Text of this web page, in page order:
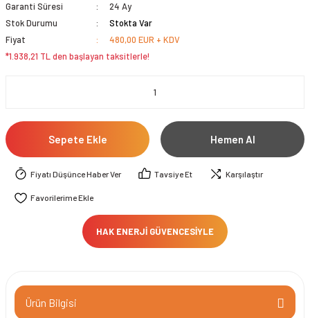
Garanti Süresi
24 Ay
Stok Durumu
Stokta Var
Fiyat
480,00 EUR + KDV
*1.938,21 TL den başlayan taksitlerle!
Sepete Ekle Hemen Al
Fiyatı Düşünce Haber Ver Tavsiye Et Karşılaştır
HAK ENERJİ GÜVENCESİYLE
Ürün Bilgisi